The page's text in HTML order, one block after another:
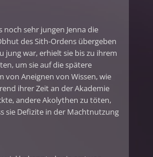
noch sehr jungen Jenna die
des Sith-Ordens übergeben
jung war, erhielt sie bis zu ihrem
um sie auf die spätere
von Aneignen von Wissen, wie
ihrer Zeit an der Akademie
andere Akolythen zu töten,
sie Defizite in der Machtnutzung